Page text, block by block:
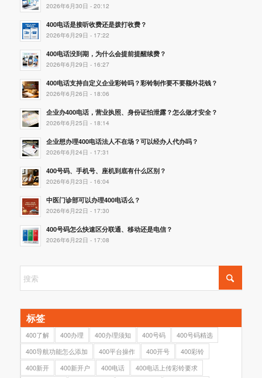
2026年6月30日 - 20:12
400电话是接听收费还是拨打收费？
2026年6月29日 - 17:22
400电话没到期，为什么会提前提醒续费？
2026年6月29日 - 16:27
400电话支持自定义企业彩铃吗？彩铃制作要不要额外花钱？
2026年6月26日 - 18:06
企业办400电话，营业执照、身份证怕泄露？怎么做才安全？
2026年6月25日 - 18:14
企业想办理400电话法人不在场？可以经办人代办吗？
2026年6月24日 - 17:31
400号码、手机号、座机到底有什么区别？
2026年6月23日 - 16:04
中医门诊部可以办理400电话么？
2026年6月22日 - 17:30
400号码怎么快速区分联通、移动还是电信？
2026年6月22日 - 17:08
标签
400了解 400办理 400办理须知 400号码
400号码精选
400导航功能怎么添加
400平台操作 400开号
400彩铃
400新开
400新开户 400电话
400电话上传彩铃要求